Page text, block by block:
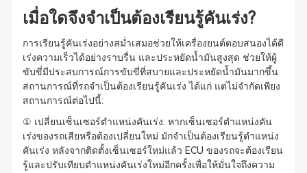
เมื่อใดจึงจำเป็นต้องเรียนรู้คันเร่ง?
การเรียนรู้คันเร่งอย่างสม่ำเสมอช่วยให้เครื่องยนต์ตอบสนองได้ดี
เร่งความเร็วได้อย่างราบรื่น และประหยัดน้ำมันสูงสุด ช่วยให้ผู้
ขับขี่มีประสบการณ์การขับขี่ที่สบายและประหยัดน้ำมันมากขึ้น
สถานการณ์ที่รถจำเป็นต้องเรียนรู้คันเร่ง ได้แก่ แต่ไม่จำกัดเพียง
สถานการณ์ต่อไปนี้:
① เปลี่ยนเซ็นเซอร์ตำแหน่งคันเร่ง: หากเซ็นเซอร์ตำแหน่งคัน
เร่งของรถเสียหรือต้องเปลี่ยนใหม่ มักจำเป็นต้องเรียนรู้ตำแหน่ง
คันเร่ง หลังจากติดตั้งเซ็นเซอร์ใหม่แล้ว ECU ของรถจะต้องเรียน
รู้และปรับเทียบตำแหน่งคันเร่งใหม่อีกครั้งเพื่อให้มั่นใจถึงความ